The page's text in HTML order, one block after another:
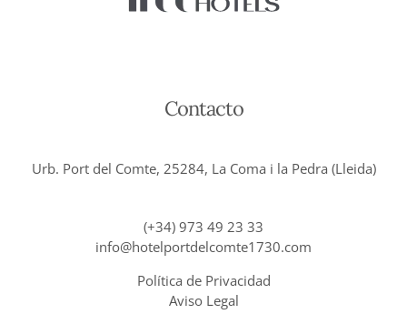
Contacto
Urb. Port del Comte, 25284, La Coma i la Pedra (Lleida)
(+34) 973 49 23 33
info@hotelportdelcomte1730.com
Política de Privacidad
Aviso Legal